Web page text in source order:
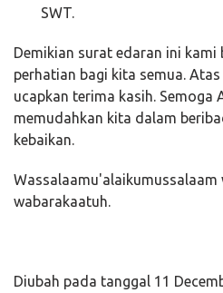
SWT.
Demikian surat edaran ini
perhatian bagi kita semua.
ucapkan terima kasih. Semoga
memudahkan kita dalam
kebaikan.
wabarakaatuh.
Diubah pada tanggal 11